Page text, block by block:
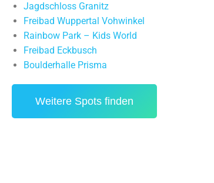
Jagdschloss Granitz
Freibad Wuppertal Vohwinkel
Rainbow Park – Kids World
Freibad Eckbusch
Boulderhalle Prisma
Weitere Spots finden